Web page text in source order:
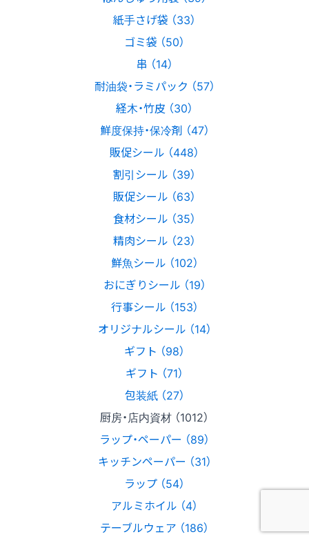
紙手さげ袋 （33）
ゴミ袋 （50）
串 （14）
耐油袋・ラミパック （57）
経木・竹皮 （30）
鮮度保持・保冷剤 （47）
販促シール （448）
割引シール （39）
販促シール （63）
食材シール （35）
精肉シール （23）
鮮魚シール （102）
おにぎりシール （19）
行事シール （153）
オリジナルシール （14）
ギフト （98）
ギフト （71）
包装紙 （27）
厨房・店内資材 （1012）
ラップ・ペーパー （89）
キッチンペーパー （31）
ラップ （54）
アルミホイル （4）
テーブルウェア （186）